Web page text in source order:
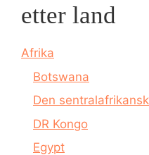
etter land
Afrika
Botswana
Den
DR Kongo
Egypt